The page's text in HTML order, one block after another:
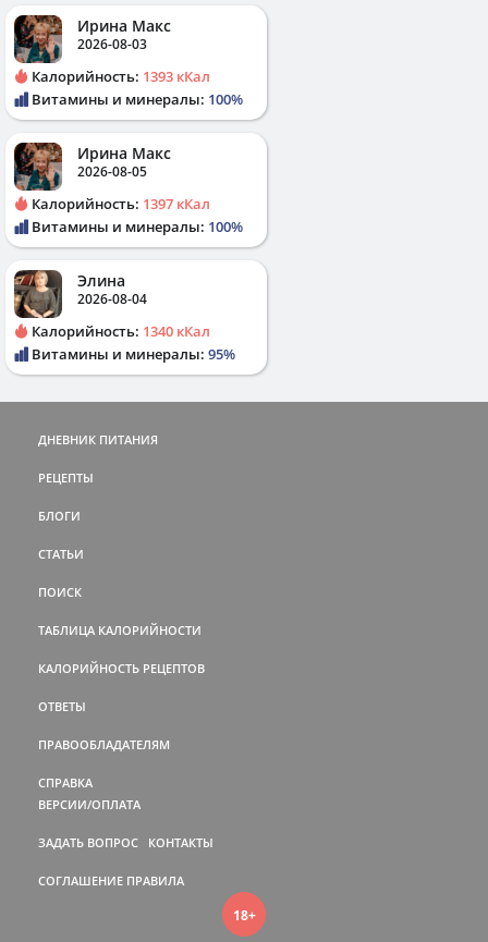
Ирина Макс
2026-08-03
Калорийность: 1393 кКал
Витамины и минералы: 100%
Ирина Макс
2026-08-05
Калорийность: 1397 кКал
Витамины и минералы: 100%
Элина
2026-08-04
Калорийность: 1340 кКал
Витамины и минералы: 95%
ДНЕВНИК ПИТАНИЯ
РЕЦЕПТЫ
БЛОГИ
СТАТЬИ
ПОИСК
ТАБЛИЦА КАЛОРИЙНОСТИ
КАЛОРИЙНОСТЬ РЕЦЕПТОВ
ОТВЕТЫ
ПРАВООБЛАДАТЕЛЯМ
СПРАВКА
ВЕРСИИ/ОПЛАТА
ЗАДАТЬ ВОПРОС КОНТАКТЫ
СОГЛАШЕНИЕ ПРАВИЛА
18+